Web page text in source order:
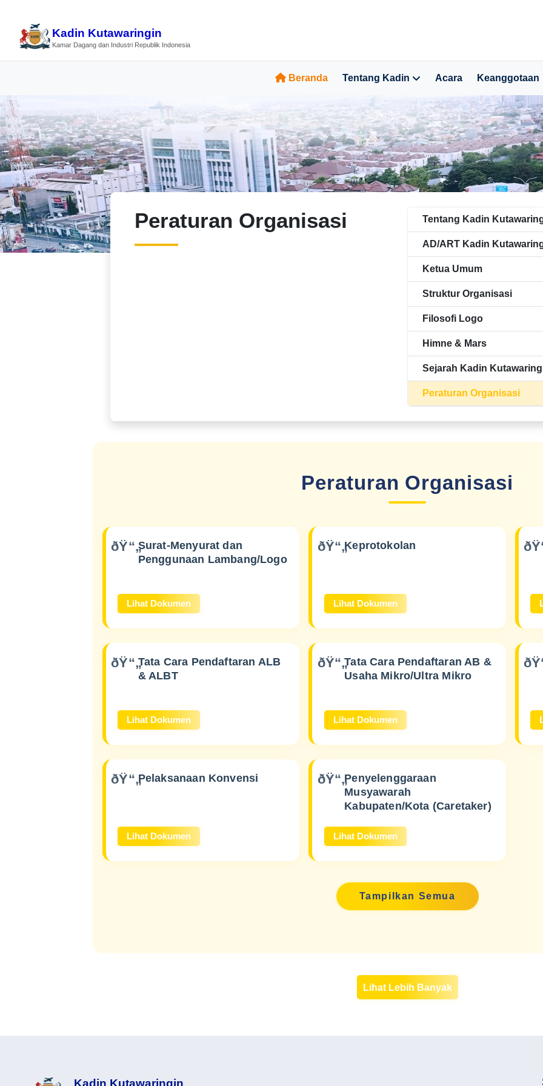
Kadin Kutawaringin
Kamar Dagang dan Industri Republik Indonesia
Beranda Tentang Kadin Acara Keanggotaan
Peraturan Organisasi Tentang Kadin
AD/ART Kadin
Ketua Umum
Struktur Organisasi
Filosofi Logo
Himne & Mars
Sejarah Kadin
Peraturan Organisasi
Peraturan Organisasi
Surat-Menyurat dan
Penggunaan Lambang/Logo
Lihat Dokumen
Keprotokolan
Lihat Dokumen
Tata Cara Pendaftaran ALB
& ALBT
Lihat Dokumen
Tata Cara Pendaftaran AB &
Usaha Mikro/Ultra Mikro
Lihat Dokumen
Pelaksanaan Konvensi
Lihat Dokumen
Penyelenggaraan
Musyawarah
Kabupaten/Kota (Caretaker)
Lihat Dokumen
Tampilkan Semua
Lihat Lebih Banyak
Kadin Kutawaringin